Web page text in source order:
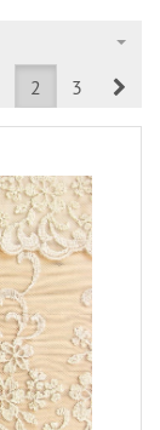
2 3